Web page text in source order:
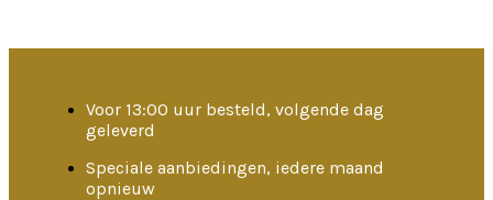
Voor 13:00 uur besteld, volgende dag
geleverd
Speciale aanbiedingen, iedere maand
opnieuw